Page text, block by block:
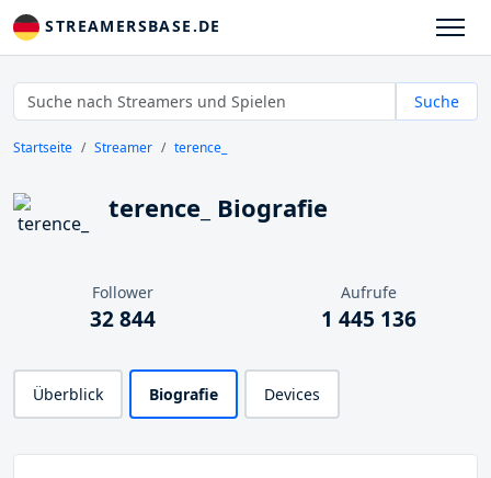
STREAMERSBASE.DE
Suche
Startseite Streamer terence_
terence_ Biografie
Follower
32 844
Aufrufe
1 445 136
Überblick Biografie Devices